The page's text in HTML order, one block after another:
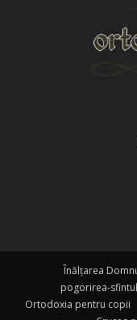
Înălțarea
pogorirea-
Ortodoxia pentru copii